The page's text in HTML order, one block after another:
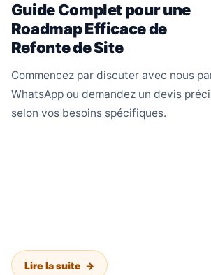
Guide Complet pour une
Roadmap Efficace de
Refonte de Site
Commencez par discuter avec nous
WhatsApp ou demandez un devis
selon vos besoins spécifiques.
Lire la suite